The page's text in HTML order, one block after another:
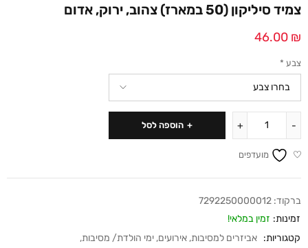
צמיד סיליקון (50 במארז) צהוב, ירוק, אדום
46.00 ₪
צבע *
הוספה לסל
מועדפים
ברקוד: 7292250000012
זמינות: זמין במלאי!
קטגוריות: אביזרים למסיבות, אירועים, ימי הולדת/ מסיבות,